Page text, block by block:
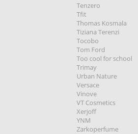
Tenzero
Tfit
Thomas Kosmala
Tiziana Terenzi
Tocobo
Tom Ford
Too cool for school
Trimay
Urban Nature
Versace
Vinove
VT Cosmetics
Xerjoff
YNM
Zarkoperfume